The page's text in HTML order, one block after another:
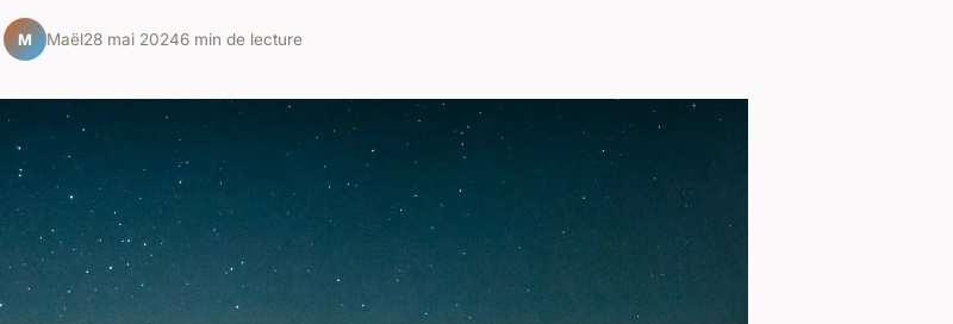
M Maël28 mai 20246 min de lecture